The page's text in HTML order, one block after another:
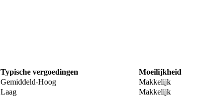
Typische vergoedingen
Moeilijkheid
Gemiddeld-Hoog
Makkelijk
Laag
Makkelijk